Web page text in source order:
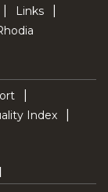
Links
Index